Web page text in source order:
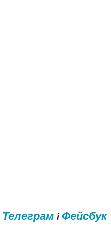
Телеграмі Фейсбук